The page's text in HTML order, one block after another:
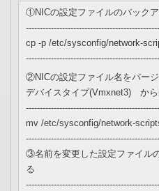
①NICの設定ファイルのバック
cp -p /etc/sysconfig/network-
②NICの設定ファイル名をバー
デバイスタイプ(Vmxnet3) か
mv /etc/sysconfig/network-
③名前を変更した設定ファイル
る